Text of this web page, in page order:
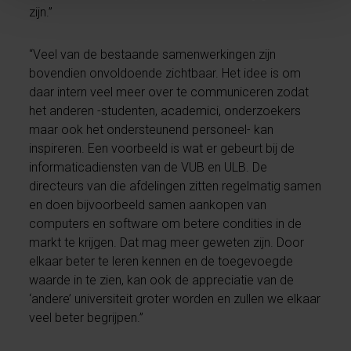
zijn.”
“Veel van de bestaande samenwerkingen zijn
bovendien onvoldoende zichtbaar. Het idee is om
daar intern veel meer over te communiceren zodat
het anderen -studenten, academici, onderzoekers
maar ook het ondersteunend personeel- kan
inspireren. Een voorbeeld is wat er gebeurt bij de
informaticadiensten van de VUB en ULB. De
directeurs van die afdelingen zitten regelmatig samen
en doen bijvoorbeeld samen aankopen van
computers en software om betere condities in de
markt te krijgen. Dat mag meer geweten zijn. Door
elkaar beter te leren kennen en de toegevoegde
waarde in te zien, kan ook de appreciatie van de
‘andere’ universiteit groter worden en zullen we elkaar
veel beter begrijpen.”